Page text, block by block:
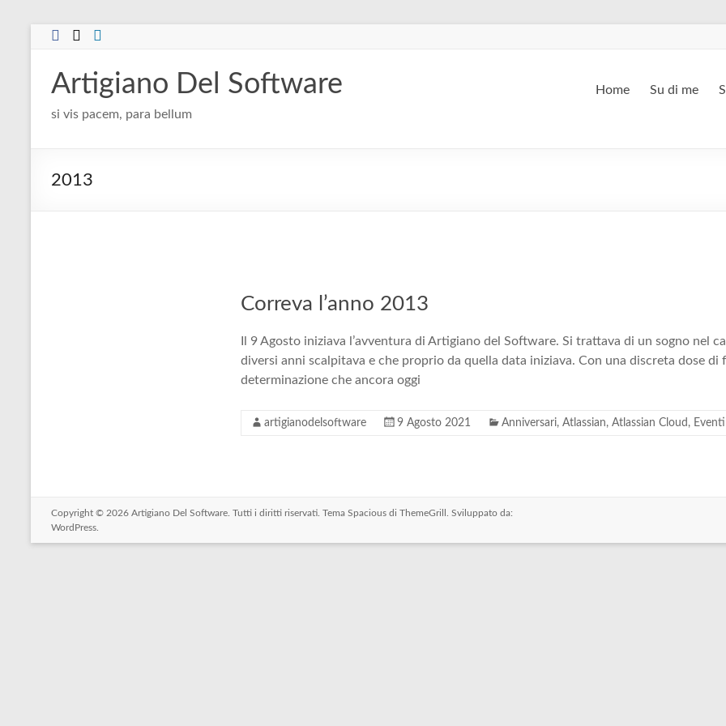
Salta
Artigiano Del Software
si vis pacem, para bellum
Home Su di me
2013
Correva l’anno 2013
Il 9 Agosto iniziava l’avventura di Artigiano del Software. Si trattava di un sogno nel
diversi anni scalpitava e che proprio da quella data iniziava. Con una discreta dose di
determinazione che ancora oggi
artigianodelsoftware 9 Agosto 2021 Anniversari, Atlassian, Atlassian Cloud , Eventi
Copyright © 2026 Artigiano Del Software . Tutti i diritti riservati. Tema Spacious di ThemeGrill. Sviluppato da:
WordPress